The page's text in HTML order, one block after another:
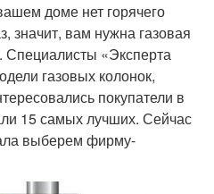
доме нет горячего
значит, вам нужна газовая
Специалисты «Эксперта
газовых колонок,
покупатели в
15 самых лучших. Сейчас
выберем фирму-